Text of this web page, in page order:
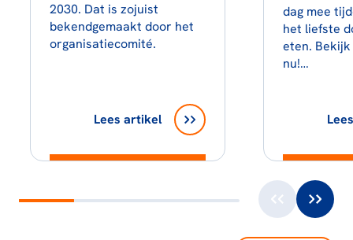
2030. Dat is zojuist
bekendgemaakt door het
organisatiecomité.
Lees artikel
dag mee
het liefste
eten.
nu!…